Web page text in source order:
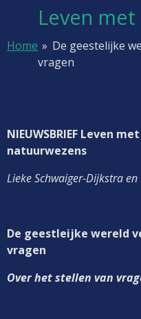
naar
Leven
Home » De geestelijke
vragen
April
NIEUWSBRIEF Leven met
Lieke Schwaiger-Dijkstra
De geestleijke wereld
vragen
Over het stellen van